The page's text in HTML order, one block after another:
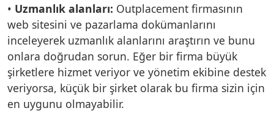
• Uzmanlık alanları: Outplacement firmasının
web sitesini ve pazarlama dokümanlarını
inceleyerek uzmanlık alanlarını araştırın ve bunu
onlara doğrudan sorun. Eğer bir firma büyük
şirketlere hizmet veriyor ve yönetim ekibine destek
veriyorsa, küçük bir şirket olarak bu firma sizin için
en uygunu olmayabilir.